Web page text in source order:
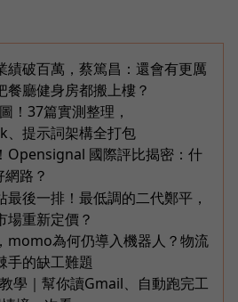
績破百萬，蔡篤昌：還會有更厲
餐廳健身房都搬上樓？
！37篇實測整理，
提示詞架構全打包
Opensignal 國際評比揭密：什
路？
後一排！最低調的二代鄭平，
場重新定價？
momo為何仍導入機器人？物流
手的缺工難題
學｜幫你讀Gmail、自動跑完工